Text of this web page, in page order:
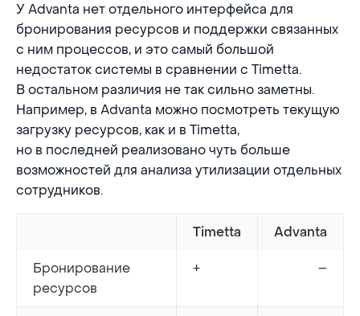
У Advanta нет отдельного интерфейса для
бронирования ресурсов и поддержки связанных
с ним процессов, и это самый большой
недостаток системы в сравнении с Timetta.
В остальном различия не так сильно заметны.
Например, в Advanta можно посмотреть текущую
загрузку ресурсов, как и в Timetta,
но в последней реализовано чуть больше
возможностей для анализа утилизации отдельных
сотрудников.
Timetta Advanta
Бронирование
ресурсов
+ –